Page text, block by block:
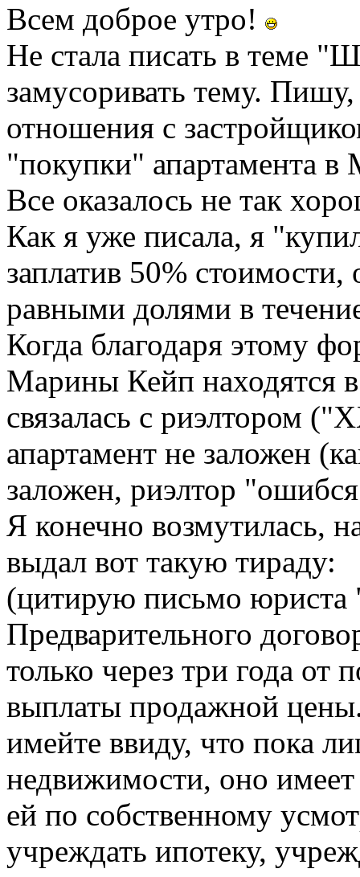
Всем доброе утро!
Не стала писать в теме
замусоривать тему.
отношения с
"покупки" апартамента
Все оказалось не так
Как я уже писала, я
заплатив 50%
равными долями в
Когда благодаря этому
Марины Кейп находятся
связалась с риэлтором
апартамент не заложен
заложен, риэлтор
Я конечно возмутилась,
выдал вот такую тираду:
(цитирую письмо
Предварительного
только через три года от
выплаты продажной
имейте ввиду, что пока
недвижимости, оно имеет
ей по собственному
учреждать ипотеку,